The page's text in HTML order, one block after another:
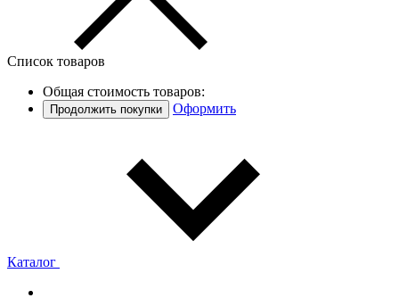
Список товаров
Общая стоимость товаров:
Продолжить покупки Оформить
Каталог